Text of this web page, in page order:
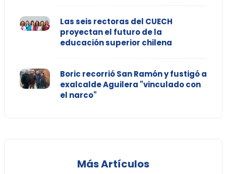
Las seis rectoras del CUECH
proyectan el futuro de la
educación superior chilena
Boric recorrió San Ramón y fustigó a
exalcalde Aguilera "vinculado con
el narco"
Más Artículos